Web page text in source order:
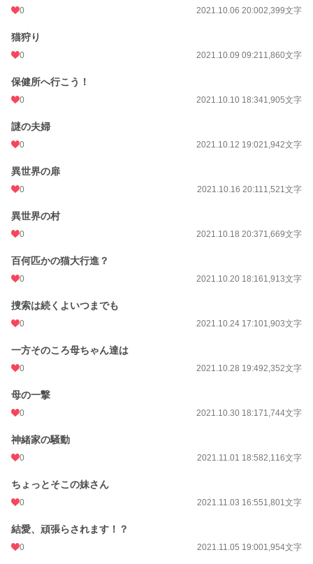
0 2021.10.06 20:002,399文字
猫狩り
0 2021.10.09 09:211,860文字
保健所へ行こう！
0 2021.10.10 18:341,905文字
謎の夫婦
0 2021.10.12 19:021,942文字
異世界の扉
0 2021.10.16 20:111,521文字
異世界の村
0 2021.10.18 20:371,669文字
百何匹かの猫大行進？
0 2021.10.20 18:161,913文字
捜索は続くよいつまでも
0 2021.10.24 17:101,903文字
一方そのころ母ちゃん達は
0 2021.10.28 19:492,352文字
母の一撃
0 2021.10.30 18:171,744文字
神緒家の騒動
0 2021.11.01 18:582,116文字
ちょっとそこの妹さん
0 2021.11.03 16:551,801文字
結愛、頑張らされます！？
0 2021.11.05 19:001,954文字